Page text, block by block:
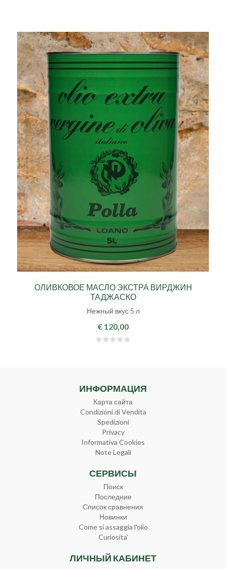
ОЛИВКОВОЕ МАСЛО ЭКСТРА ВИРДЖИН
ТАДЖАСКО
Нежный вкус 5 л
€ 120,00
ИНФОРМАЦИЯ
Карта сайта
Condizioni di Vendita
Spedizioni
Privacy
Informativa Cookies
Note Legali
СЕРВИСЫ
Поиск
Последние
Список сравнения
Новинки
Come si assaggia l'olio
Curiosita'
ЛИЧНЫЙ КАБИНЕТ